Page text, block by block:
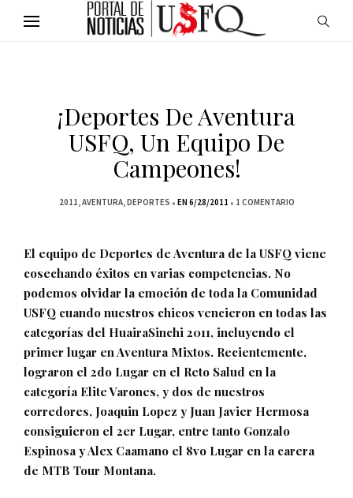
¡Deportes De Aventura
USFQ, Un Equipo De
Campeones!
2011 AVENTURA DEPORTES EN 6/28/2011 1 COMENTARIO
El equipo de Deportes de Aventura de la USFQ viene
cosechando éxitos en varias competencias. No
podemos olvidar la emoción de toda la Comunidad
USFQ cuando nuestros chicos vencieron en todas las
categorías del HuairaSinchi 2011, incluyendo el
primer lugar en Aventura Mixtos. Recientemente,
lograron el 2do Lugar en el Reto Salud en la
categoría Elite Varones, y dos de nuestros
corredores, Joaquin Lopez y Juan Javier Hermosa
consiguieron el 2er Lugar, entre tanto Gonzalo
Espinosa y Alex Caamano el 8vo Lugar en la carera
de MTB Tour Montana.